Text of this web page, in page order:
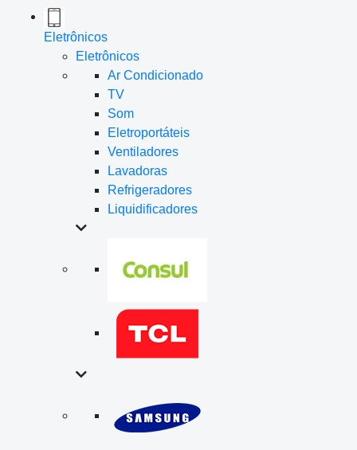
Eletrônicos
Eletrônicos
Ar Condicionado
TV
Som
Eletroportáteis
Ventiladores
Lavadoras
Refrigeradores
Liquidificadores